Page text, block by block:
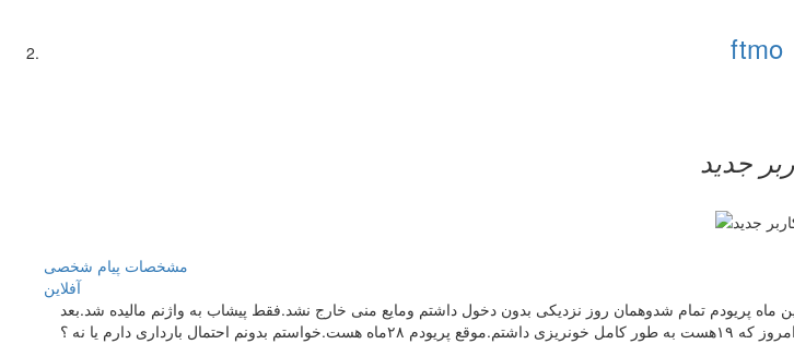
ftmo
جدید
مشخصات پیام شخصی
آفلاين
بخیر.جناب دکتر من یک سال هست عقدم.دوره سیکلم ۳۰روزه هست .روز ۵ام همین ماه پریودم تمام شدوهمان روز نزدیکی بدون دخول داشتم ومایع منی خارج نشد.فقط پیشاب به واژنم مالیده شد.بعد